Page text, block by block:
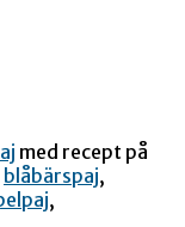
med recept på
blåbärspaj,
,